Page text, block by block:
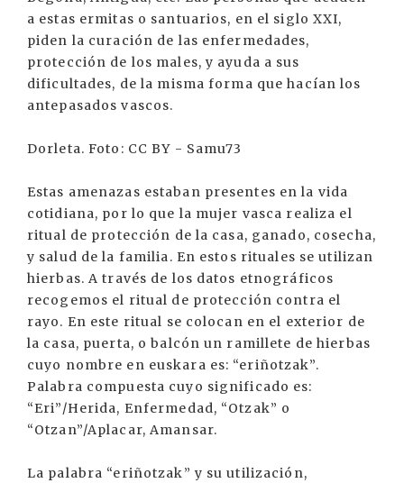
a estas ermitas o santuarios, en el siglo XXI,
piden la curación de las enfermedades,
protección de los males, y ayuda a sus
dificultades, de la misma forma que hacían los
antepasados vascos.
Dorleta. Foto: CC BY - Samu73
Estas amenazas estaban presentes en la vida
cotidiana, por lo que la mujer vasca realiza el
ritual de protección de la casa, ganado, cosecha,
y salud de la familia. En estos rituales se utilizan
hierbas. A través de los datos etnográficos
recogemos el ritual de protección contra el
rayo. En este ritual se colocan en el exterior de
la casa, puerta, o balcón un ramillete de hierbas
cuyo nombre en euskara es: “eriñotzak”.
Palabra compuesta cuyo significado es:
“Eri”/Herida, Enfermedad, “Otzak” o
“Otzan”/Aplacar, Amansar.
La palabra “eriñotzak” y su utilización,